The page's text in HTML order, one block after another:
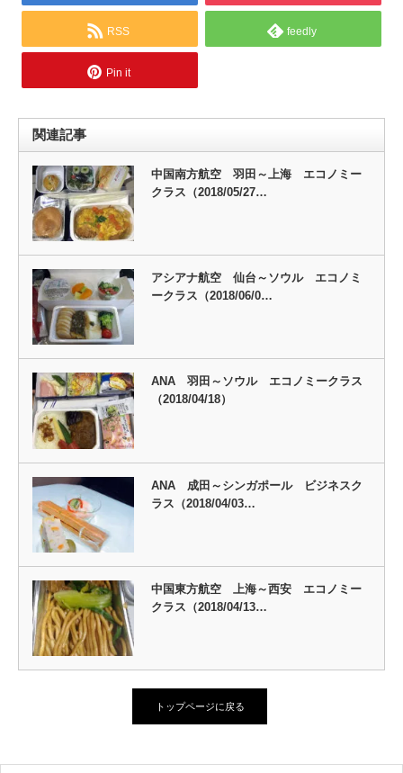
RSS feedly
Pin it
関連記事
中国南方航空 羽田～上海 エコノミー
クラス（2018/05/27…
アシアナ航空 仙台～ソウル エコノミ
ークラス（2018/06/0…
ANA 羽田～ソウル エコノミークラス
（2018/04/18）
ANA 成田～シンガポール ビジネスク
ラス（2018/04/03…
中国東方航空 上海～西安 エコノミー
クラス（2018/04/13…
トップページに戻る